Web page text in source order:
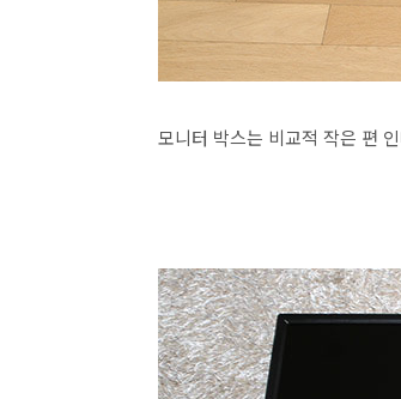
모니터 박스는 비교적 작은 편